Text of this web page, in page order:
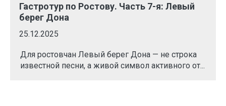
Гастротур по Ростову. Часть 7-я: Левый
берег Дона
25.12.2025
Для ростовчан Левый берег Дона — не строка
известной песни, а живой символ активного от...